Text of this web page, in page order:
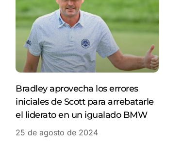
Bradley aprovecha los errores
iniciales de Scott para arrebatarle
el liderato en un igualado BMW
25 de agosto de 2024